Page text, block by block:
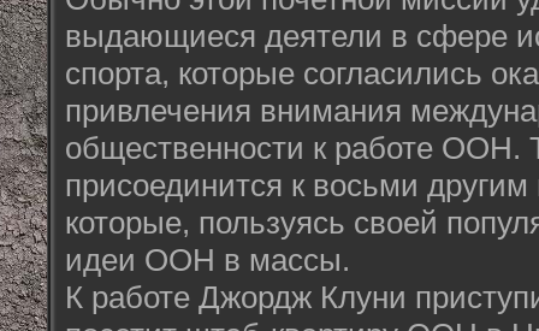
выдающиеся деятели в сфере
спорта, которые согласились
привлечения внимания
общественности к работе ООН.
присоединится к восьми
которые, пользуясь своей
идеи ООН в массы.
К работе Джордж Клуни